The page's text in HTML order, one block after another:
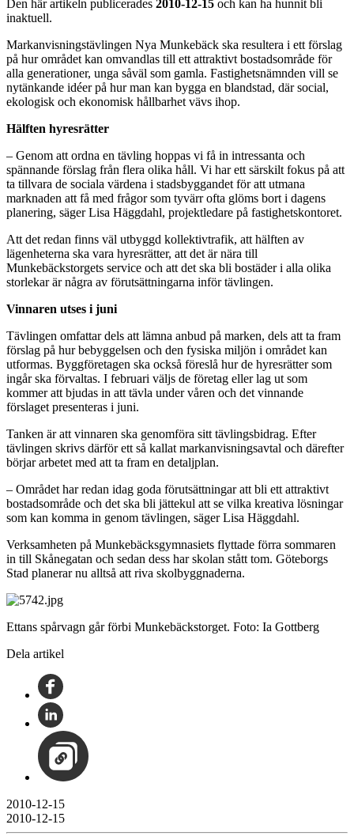
Den här artikeln publicerades 2010-12-15 och kan ha hunnit bli
inaktuell.
Markanvisningstävlingen Nya Munkebäck ska resultera i ett förslag
på hur området kan omvandlas till ett attraktivt bostadsområde för
alla generationer, unga såväl som gamla. Fastighetsnämnden vill se
nytänkande idéer på hur man kan bygga en blandstad, där social,
ekologisk och ekonomisk hållbarhet vävs ihop.
Hälften hyresrätter
– Genom att ordna en tävling hoppas vi få in intressanta och
spännande förslag från flera olika håll. Vi har ett särskilt fokus på att
ta tillvara de sociala värdena i stadsbyggandet för att utmana
marknaden att få med frågor som tyvärr ofta glöms bort i dagens
planering, säger Lisa Häggdahl, projektledare på fastighetskontoret.
Att det redan finns väl utbyggd kollektivtrafik, att hälften av
lägenheterna ska vara hyresrätter, att det är nära till
Munkebäckstorgets service och att det ska bli bostäder i alla olika
storlekar är några av förutsättningarna inför tävlingen.
Vinnaren utses i juni
Tävlingen omfattar dels att lämna anbud på marken, dels att ta fram
förslag på hur bebyggelsen och den fysiska miljön i området kan
utformas. Byggföretagen ska också föreslå hur de hyresrätter som
ingår ska förvaltas. I februari väljs de företag eller lag ut som
kommer att bjudas in att tävla under våren och det vinnande
förslaget presenteras i juni.
Tanken är att vinnaren ska genomföra sitt tävlingsbidrag. Efter
tävlingen skrivs därför ett så kallat markanvisningsavtal och därefter
börjar arbetet med att ta fram en detaljplan.
– Området har redan idag goda förutsättningar att bli ett attraktivt
bostadsområde och det ska bli jättekul att se vilka kreativa lösningar
som kan komma in genom tävlingen, säger Lisa Häggdahl.
Verksamheten på Munkebäcksgymnasiets flyttade förra sommaren
in till Skånegatan och sedan dess har skolan stått tom. Göteborgs
Stad planerar nu alltså att riva skolbyggnaderna.
Ettans spårvagn går förbi Munkebäckstorget. Foto: Ia Gottberg
Dela artikel
2010-12-15
2010-12-15